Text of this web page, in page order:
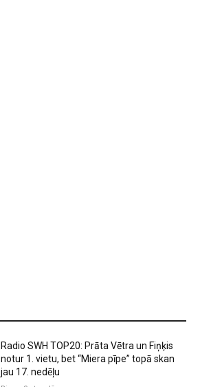
Radio SWH TOP20: Prāta Vētra un Fiņķis
notur 1. vietu, bet “Miera pīpe” topā skan
jau 17. nedēļu